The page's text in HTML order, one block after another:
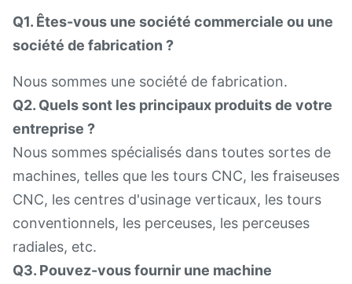
Q1. Êtes-vous une société commerciale ou une
société de fabrication ?
Nous sommes une société de fabrication.
Q2. Quels sont les principaux produits de votre
entreprise ?
Nous sommes spécialisés dans toutes sortes de
machines, telles que les tours CNC, les fraiseuses
CNC, les centres d'usinage verticaux, les tours
conventionnels, les perceuses, les perceuses
radiales, etc.
Q3. Pouvez-vous fournir une machine